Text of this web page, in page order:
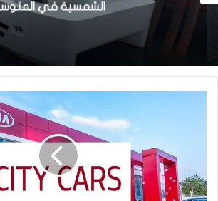
الشمسية في المتوسط